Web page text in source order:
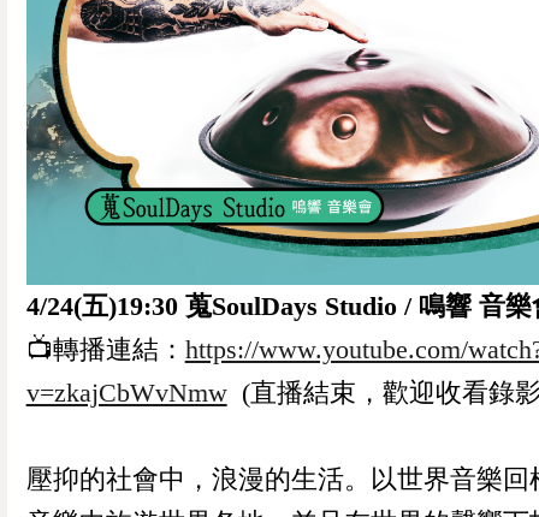
4/24(五)19:30 蒐SoulDays Studio / 鳴響 音樂
📺轉播連結： https://www.youtube.com/
v=zkajCbWvNmw(直播結束，歡迎收看錄
壓抑的社會中，浪漫的生活。以世界音樂回